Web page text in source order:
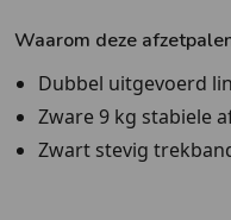
Waarom deze
Dubbel uitgevoerd
Zware 9 kg stabiele
Zwart stevig